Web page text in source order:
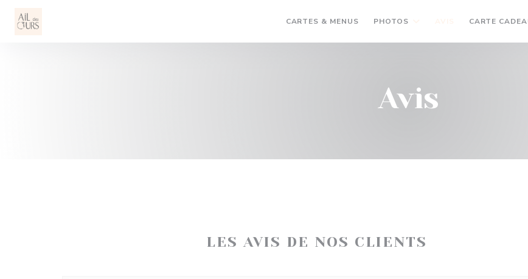
CARTES & MENUS PHOTOS CARTE
Avis
LES AVIS DE NOS CLIENTS